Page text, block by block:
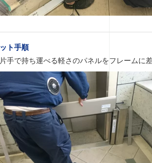
ト手順
手で持ち運べる軽さのパネルをフレームに差